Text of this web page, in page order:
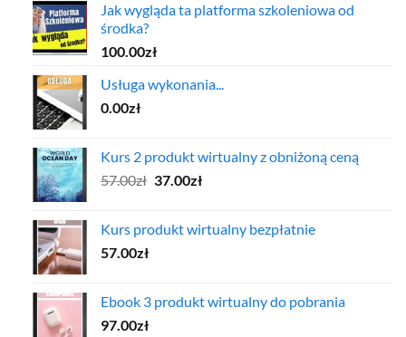
Jak wygląda ta platforma szkoleniowa od
środka?
100.00zł
Usługa wykonania...
0.00zł
Kurs 2 produkt wirtualny z obniżoną ceną
57.00zł Pierwotna
57.00zł.
37.00złAktualna
37.00zł.
Kurs produkt wirtualny bezpłatnie
57.00zł
Ebook 3 produkt wirtualny do pobrania
97.00zł